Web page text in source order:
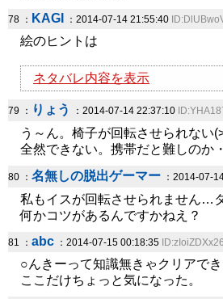
78 ： KAGI ：2014-07-14 21:55:40
絵のヒントは
ネタバレ内容を表示
79 ： りょう ：2014-07-14 22:37:10
う～ん。椅子が回転させられない
全然できない。携帯だと難しのか
80 ： 名無しの脱出ゲーマー ：2014-07-
私もイスが回転させられません…
何かコツがあるんですかねえ？
81 ： abc ：2014-07-15 00:18:35 ID:zIoiZDXx26
○んきーって知識無きゃクリアでき
ここだけちょっと気になった。